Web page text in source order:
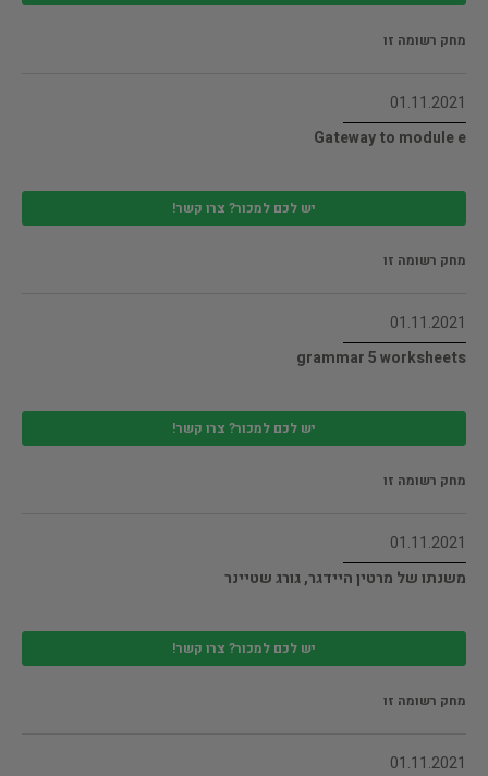
מחק רשומה זו
01.11.2021
Gateway to module e
יש לכם למכור? צרו קשר!
מחק רשומה זו
01.11.2021
grammar 5 worksheets
יש לכם למכור? צרו קשר!
מחק רשומה זו
01.11.2021
משנתו של מרטין היידגר, גורג שטיינר
יש לכם למכור? צרו קשר!
מחק רשומה זו
01.11.2021